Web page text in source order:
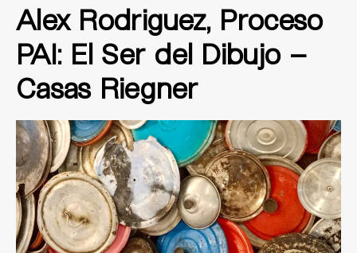
Alex Rodriguez, Proceso
PAI: El Ser del Dibujo –
Casas Riegner